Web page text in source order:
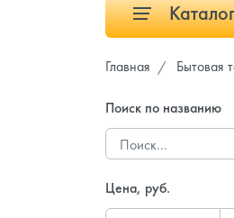
Главная Бытовая
Поиск по названию
Цена, руб.